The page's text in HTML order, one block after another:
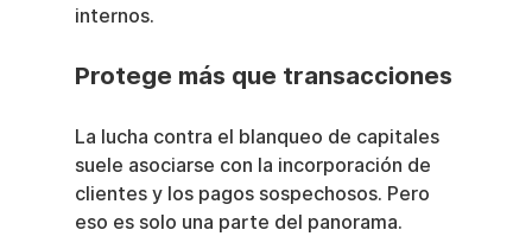
internos.
Protege más que transacciones
La lucha contra el blanqueo de capitales
suele asociarse con la incorporación de
clientes y los pagos sospechosos. Pero
eso es solo una parte del panorama.